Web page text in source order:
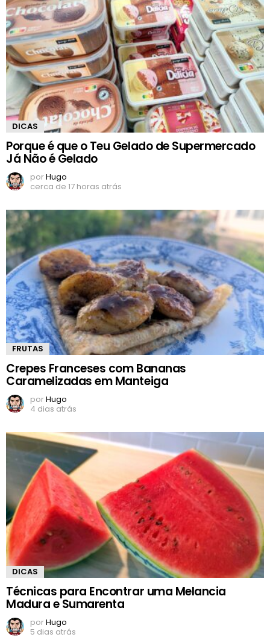
DICAS
Porque é que o Teu Gelado de Supermercado
Já Não é Gelado
porHugo
cerca de 17 horas atrás
FRUTAS
Crepes Franceses com Bananas
Caramelizadas em Manteiga
porHugo
4 dias atrás
DICAS
Técnicas para Encontrar uma Melancia
Madura e Sumarenta
porHugo
5 dias atrás